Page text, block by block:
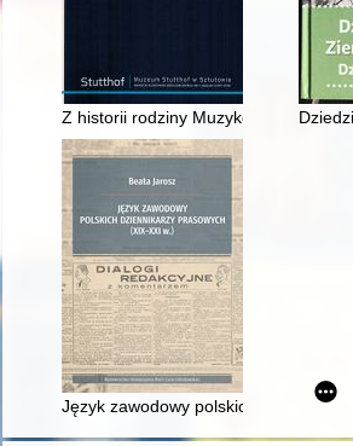
Z historii rodziny Muzyków, wybitnych
Język zawodowy polskich